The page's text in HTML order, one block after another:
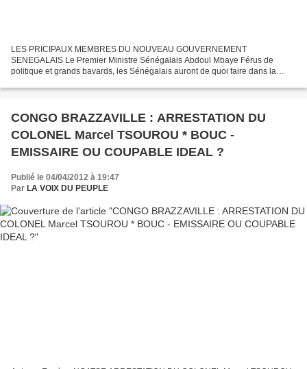
LES PRICIPAUX MEMBRES DU NOUVEAU GOUVERNEMENT
SENEGALAIS Le Premier Ministre Sénégalais Abdoul Mbaye Férus de
politique et grands bavards, les Sénégalais auront de quoi faire dans la
CONGO BRAZZAVILLE : ARRESTATION DU
COLONEL Marcel TSOUROU * BOUC -
EMISSAIRE OU COUPABLE IDEAL ?
Publié le 04/04/2012 à 19:47
Par LA VOIX DU PEUPLE